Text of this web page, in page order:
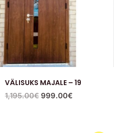
VÄLISUKS MAJALE – 19
1,195.00€ 999.00€